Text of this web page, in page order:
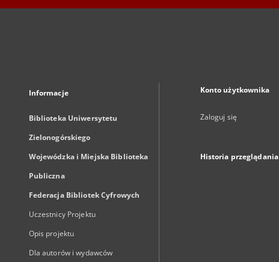
Informacje
Biblioteka Uniwersytetu
Zielonogórskiego
Wojewódzka i Miejska Biblioteka
Publiczna
Federacja Bibliotek Cyfrowych
Uczestnicy Projektu
Opis projektu
Dla autorów i wydawców
Konto użytkownika
Zaloguj się
Historia przeglądania